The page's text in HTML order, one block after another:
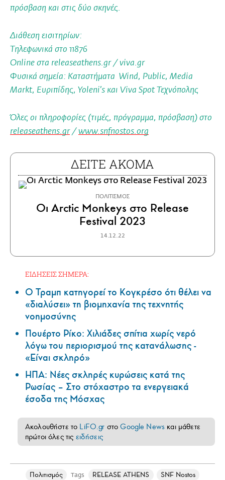
πρόσβαση και στις δύο σκηνές.
Διάθεση εισιτηρίων:
Τηλεφωνικά στο 11876
Online στα releaseathens.gr / viva.gr
Φυσικά σημεία: Καταστήματα Wind, Public, Media
Markt, Ευριπίδης, Yoleni’s και Viva Spot Τεχνόπολης
Όλες οι πληροφορίες (τιμές, πρόγραμμα, πρόσβαση) στο
releaseathens.gr/ www.snfnostos.org
ΔΕΙΤΕ ΑΚΟΜΑ
ΠΟΛΙΤΙΣΜΟΣ
Οι Arctic Monkeys στο Release
Festival 2023
14.12.22
ΕΙΔΗΣΕΙΣ ΣΗΜΕΡΑ:
Ο Τραμπ κατηγορεί το Κογκρέσο ότι θέλει να
«διαλύσει» τη βιομηχανία της τεχνητής
νοημοσύνης
Πουέρτο Ρίκο: Χιλιάδες σπίτια χωρίς νερό
λόγω του περιορισμού της κατανάλωσης -
«Είναι σκληρό»
ΗΠΑ: Nέες σκληρές κυρώσεις κατά της
Ρωσίας – Στο στόχαστρο τα ενεργειακά
έσοδα της Μόσχας
Ακολουθήστε το LiFO.gr στοGoogle News και μάθετε
πρώτοι όλες τις ειδήσεις
Πολιτισμός Tags RELEASE ATHENS
SNF Nostos